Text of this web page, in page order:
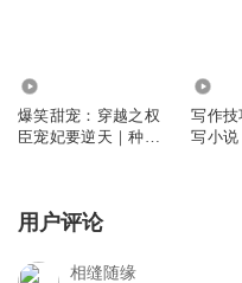
爆笑甜宠：穿越之权
臣宠妃要逆天｜种田
写作
写小说
用户评论
相缝随缘